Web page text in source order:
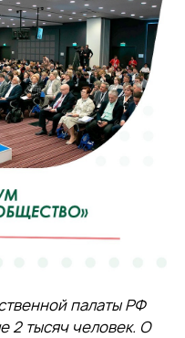
палаты РФ
2 тысяч человек. О